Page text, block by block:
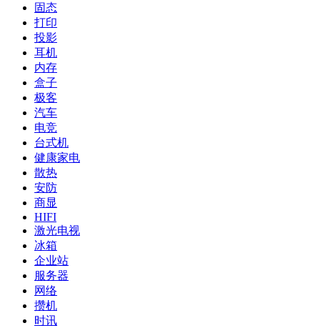
固态
打印
投影
耳机
内存
盒子
极客
汽车
电竞
台式机
健康家电
散热
安防
商显
HIFI
激光电视
冰箱
企业站
服务器
网络
攒机
时讯